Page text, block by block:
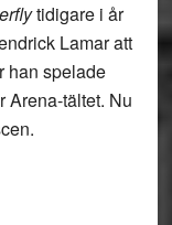
tidigare i år
Lamar att
han spelade
Arena-tältet. Nu